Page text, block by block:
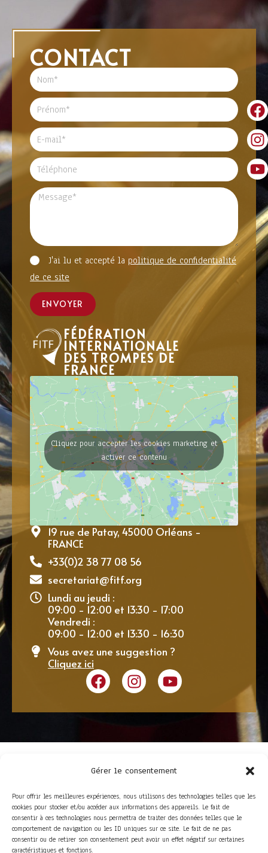
Gérer le consentement
Pour offrir les meilleures expériences, nous utilisons des technologies telles que les
cookies pour stocker et/ou accéder aux informations des appareils. Le fait de
consentir à ces technologies nous permettra de traiter des données telles que le
comportement de navigation ou les ID uniques sur ce site. Le fait de ne pas
consentir ou de retirer son consentement peut avoir un effet négatif sur certaines
caractéristiques et fonctions.
CONTACT
J'ai lu et accepté la politique de confidentialité
de ce site
ENVOYER
FÉDÉRATION
INTERNATIONALE
DES TROMPES DE
FRANCE
Cliquez pour accepter les cookies marketing et
activer ce contenu
19 rue de Patay, 45000 Orléans -
FRANCE
+33(0)2 38 77 08 56
secretariat@fitf.org
Lundi au jeudi :
09:00 - 12:00 et 13:30 - 17:00
Vendredi :
09:00 - 12:00 et 13:30 - 16:30
Vous avez une suggestion ?
Cliquez ici
ACCÈS RAPIDE